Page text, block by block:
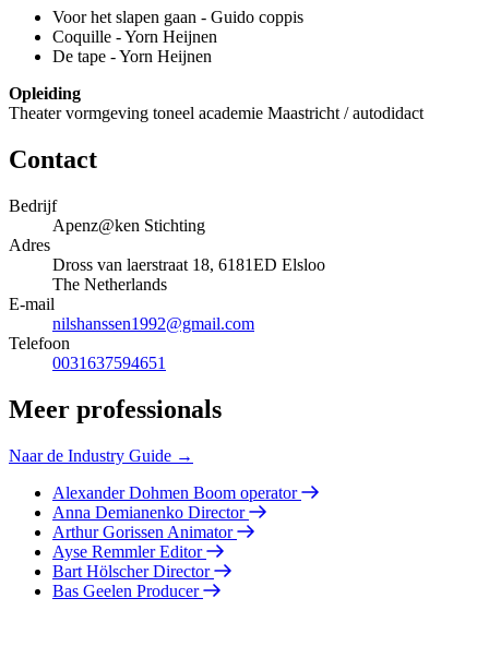
Voor het slapen gaan - Guido coppis
Coquille - Yorn Heijnen
De tape - Yorn Heijnen
Opleiding
Theater vormgeving toneel academie Maastricht / autodidact
Contact
Bedrijf
Apenz@ken Stichting
Adres
Dross van laerstraat 18, 6181ED Elsloo
The Netherlands
E-mail
nilshanssen1992@gmail.com
Telefoon
0031637594651
Meer professionals
Naar de Industry Guide →
Alexander Dohmen Boom operator
Anna Demianenko Director
Arthur Gorissen Animator
Ayse Remmler Editor
Bart Hölscher Director
Bas Geelen Producer